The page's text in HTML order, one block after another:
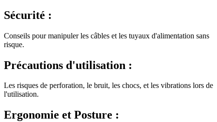
Sécurité :
Conseils pour manipuler les câbles et les tuyaux d'alimentation sans
risque.
Précautions d'utilisation :
Les risques de perforation, le bruit, les chocs, et les vibrations lors de
l'utilisation.
Ergonomie et Posture :